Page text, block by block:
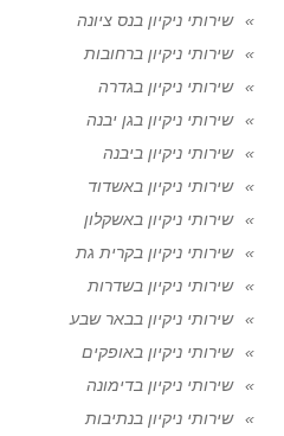
שירותי ניקיון בנס ציונה
שירותי ניקיון ברחובות
שירותי ניקיון בגדרה
שירותי ניקיון בגן יבנה
שירותי ניקיון ביבנה
שירותי ניקיון באשדוד
שירותי ניקיון באשקלון
שירותי ניקיון בקרית גת
שירותי ניקיון בשדרות
שירותי ניקיון בבאר שבע
שירותי ניקיון באופקים
שירותי ניקיון בדימונה
שירותי ניקיון בנתיבות